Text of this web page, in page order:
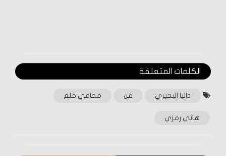
الكلمات المتعلقة‎
داليا البحيري فن محامي خلع
هاني رمزي